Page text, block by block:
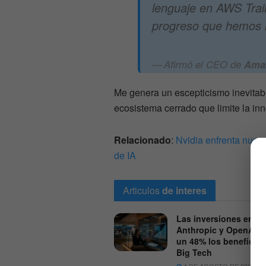
lenguaje en AWS
progreso que hemos
Afirmó el CEO de
Me genera un escepticismo
ecosistema cerrado que limite la
Relacionado: Nvidia enfrenta
de IA
Articulosde interes
Las inversiones en
Anthropic y OpenAI
un 48% los beneficios
Big Tech